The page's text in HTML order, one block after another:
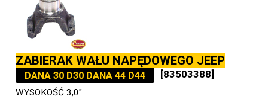
ZABIERAK WAŁU NAPĘDOWEGO JEEP
DANA 30 D30 DANA 44 D44 [83503388]
WYSOKOŚĆ 3,0"